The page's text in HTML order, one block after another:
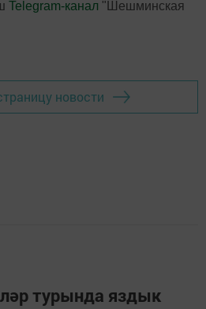
Telegram-канал "Шешминская
новости
турында яздык